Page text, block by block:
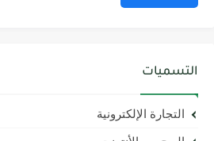
التسميات
التجارة الإلكترونية